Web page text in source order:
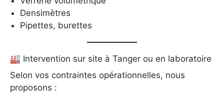
Densimètres
Pipettes, burettes
🏭 Intervention sur site à Tanger ou en laboratoire
Selon vos contraintes opérationnelles, nous
proposons :